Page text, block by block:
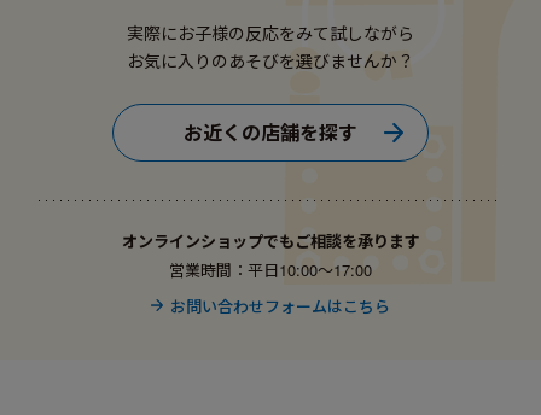
実際にお子様の反応をみて試しながら
お気に入りのあそびを選びませんか？
お近くの店舗を探す
オンラインショップでもご相談を承ります
営業時間：平日10:00〜17:00
お問い合わせフォームはこちら